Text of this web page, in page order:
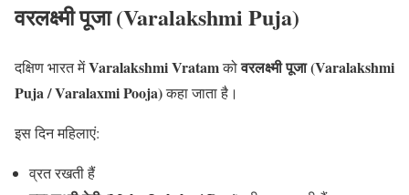
वरलक्ष्मी पूजा (Varalakshmi Puja)
दक्षिण भारत मेंVaralakshmi Vratamकोवरलक्ष्मी पूजा (Varalakshmi
Puja / Varalaxmi Pooja)कहा जाता है।
इस दिन महिलाएं:
व्रत रखती हैं